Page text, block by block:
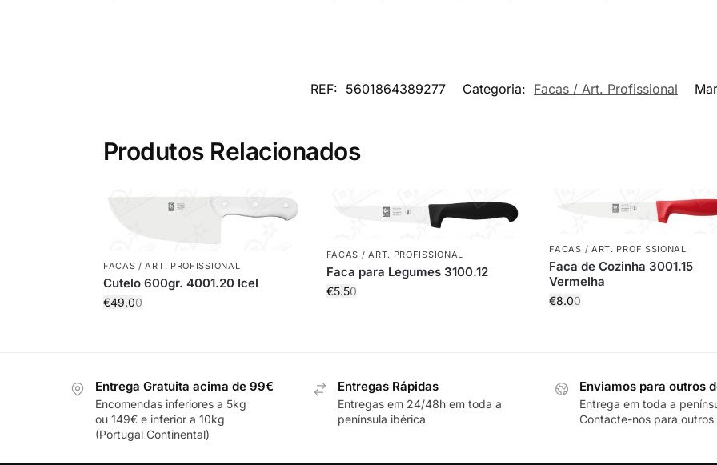
REF: 5601864389277 Categoria: Facas / Art. Profissional
Produtos Relacionados
FACAS / ART. PROFISSIONAL
Cutelo 600gr. 4001.20 Icel
€49.00
FACAS / ART. PROFISSIONAL
Faca para Legumes 3100.12
€5.50
FACAS / ART. PROFISSIONAL
Faca de Cozinha 3001.15
Vermelha
€8.00
Entrega Gratuita acima de 99€
Encomendas inferiores a 5kg
ou 149€ e inferior a 10kg
(Portugal Continental)
Entregas Rápidas
Entregas em 24/48h em toda a
península ibérica
Enviamos para outros
Entrega em toda a
Contacte-nos para outros